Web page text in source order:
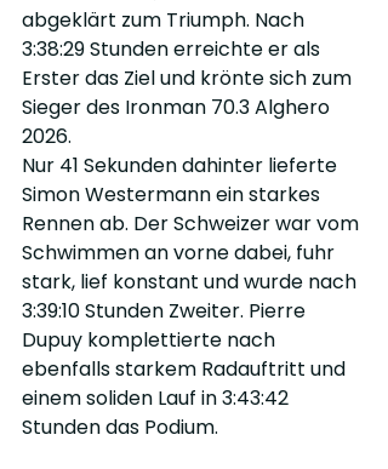
abgeklärt zum Triumph. Nach
3:38:29 Stunden erreichte er als
Erster das Ziel und krönte sich zum
Sieger des Ironman 70.3 Alghero
2026.
Nur 41 Sekunden dahinter lieferte
Simon Westermann ein starkes
Rennen ab. Der Schweizer war vom
Schwimmen an vorne dabei, fuhr
stark, lief konstant und wurde nach
3:39:10 Stunden Zweiter. Pierre
Dupuy komplettierte nach
ebenfalls starkem Radauftritt und
einem soliden Lauf in 3:43:42
Stunden das Podium.